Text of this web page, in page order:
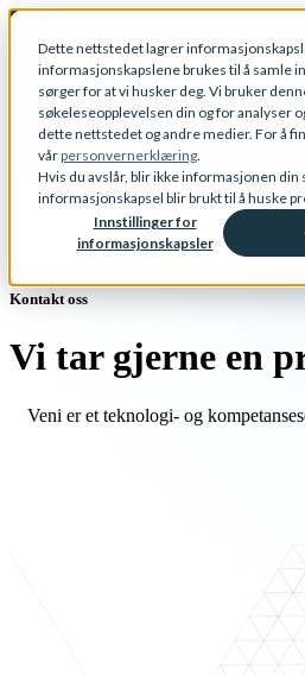
Dette nettstedet lagrer
informasjonskapslene brukes til å samle
sørger for at vi husker deg. Vi bruker
søkeleseopplevelsen din og for analyser
dette nettstedet og andre medier. For å
vårpersonvernerklæring.
Hvis du avslår, blir ikke informasjonen
informasjonskapsel blir brukt til å huske
Innstillinger for
informasjonskapsler
Show
Kontakt oss
Vi tar gjerne en
Veni er et teknologi- og